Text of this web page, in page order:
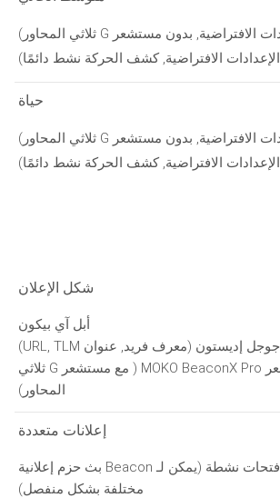
حياة
شكل الإعلان
أبل آي بيكون
جوجل إديستون (معرف فريد, عنوان URL, TLM)
بيانات مستشعر MOKO BeaconX Pro ( مع مستشعر G ثلاثي
المحاور)
إعلانات متعددة
دعم ما يصل إلى 6 فتحات نشطة (يمكن لـ Beacon بث حزم إعلانية
مختلفة بشكل منفصل)